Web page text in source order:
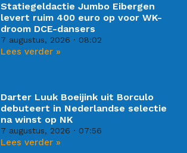
Statiegeldactie Jumbo Eibergen
levert ruim 400 euro op voor WK-
droom DCE-dansers
7 augustus, 2026 08:02
Lees verder »
Darter Luuk Boeijink uit Borculo
debuteert in Nederlandse selectie
na winst op NK
7 augustus, 2026 07:56
Lees verder »